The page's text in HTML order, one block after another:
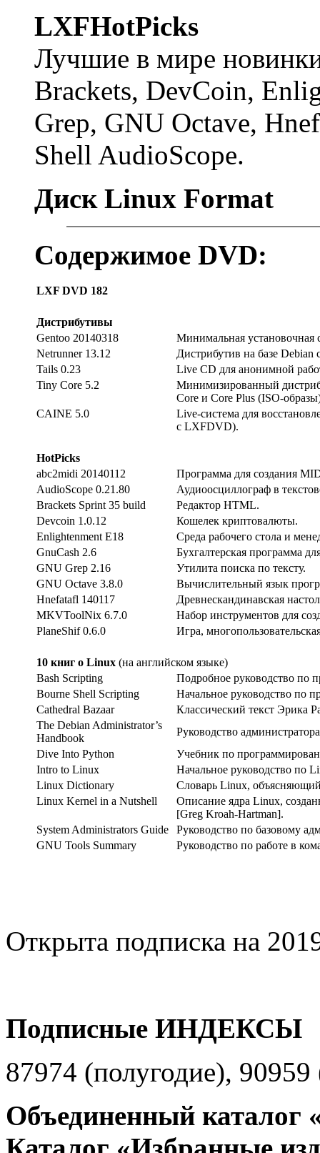
LXFHotPicks
Лучшие в мире
Brackets, DevCoin,
Grep, GNU Octave,
Shell AudioScope.
Диск Linux Format
Содержимое DVD:
LXF DVD 182
Дистрибутивы
Gentoo 20140318
Минимальная установочная
Netrunner 13.12
Дистрибутив на базе Debian
Tails 0.23
Live CD для анонимной
Tiny Core 5.2
Минимизированный
Core и Core Plus (ISO-
CAINE 5.0
Live-система для
с LXFDVD).
HotPicks
abc2midi 20140112
Программа для создания
AudioScope 0.21.80
Аудиоосциллограф в
Brackets Sprint 35 build
Редактор HTML.
Devcoin 1.0.12
Кошелек криптовалюты.
Enlightenment E18
Среда рабочего стола и
GnuCash 2.6
Бухгалтерская программа
GNU Grep 2.16
Утилита поиска по тексту.
GNU Octave 3.8.0
Вычислительный язык
Hnefatafl 140117
Древнескандинавская
MKVToolNix 6.7.0
Набор инструментов для
PlaneShif 0.6.0
Игра,
10 книг о Linux (на английском языке)
Bash Scripting
Подробное руководство по
Bourne Shell Scripting
Начальное руководство по
Cathedral Bazaar
Классический текст Эрика
The Debian Administrator’s
Handbook
Руководство
Dive Into Python
Учебник по
Intro to Linux
Начальное руководство по
Linux Dictionary
Словарь Linux,
Linux Kernel in a Nutshell
Описание ядра Linux,
[Greg Kroah-Hartman].
System Administrators Guide
Руководство по базовому
GNU Tools Summary
Руководство по работе в
Открыта подписка на
Подписные ИНДЕКСЫ
87974 (полугодие), 90959
Объединенный каталог